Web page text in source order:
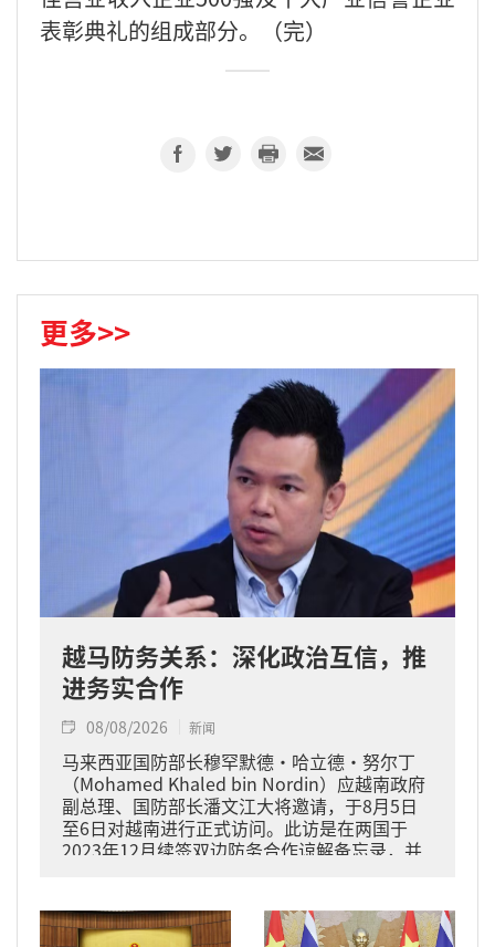
表彰典礼的组成部分。（完）
更多>>
越马防务关系：深化政治互信，推
进务实合作
08/08/2026 新闻
马来西亚国防部长穆罕默德·哈立德·努尔丁
（Mohamed Khaled bin Nordin）应越南政府
副总理、国防部长潘文江大将邀请，于8月5日
至6日对越南进行正式访问。此访是在两国于
2023年12月续签双边防务合作谅解备忘录，并